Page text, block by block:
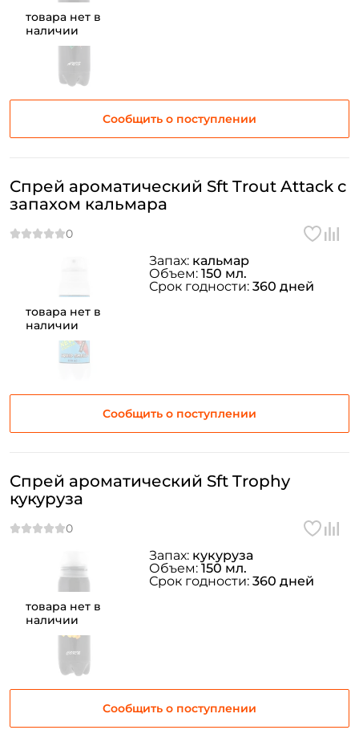
товара нет в
наличии
Сообщить о поступлении
товара нет в
наличии
Спрей ароматический Sft Trout Attack с
запахом кальмара
Сообщить о поступлении
Запах: кальмар
Объем: 150 мл.
Срок годности: 360 дней
товара нет в
наличии
Спрей ароматический Sft Trophy
кукуруза
Сообщить о поступлении
Запах: кукуруза
Объем: 150 мл.
Срок годности: 360 дней